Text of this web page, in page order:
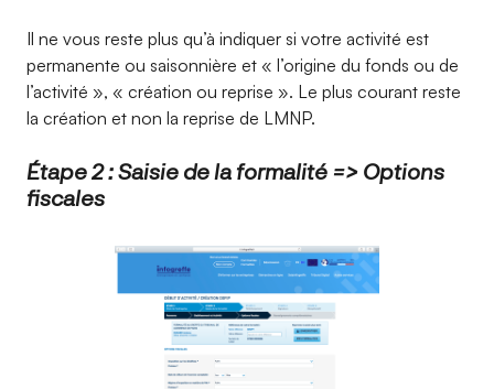
Il ne vous reste plus qu’à indiquer si votre activité est
permanente ou saisonnière et « l’origine du fonds ou de
l’activité », « création ou reprise ». Le plus courant reste
la création et non la reprise de LMNP.
Étape 2 : Saisie de la formalité => Options
fiscales